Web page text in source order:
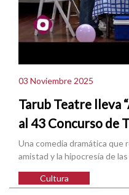
03 Noviembre 2025
Tarub Teatre lleva
al 43 Concurso de
Una comedia dramática que
amistad y la hipocresía de
Cultura